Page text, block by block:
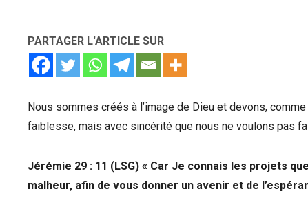
PARTAGER L'ARTICLE SUR
Nous sommes créés à l’image de Dieu et devons,
faiblesse, mais avec sincérité que nous ne voulons pas
Jérémie 29 : 11 (LSG) « Car Je connais les projets
malheur, afin de vous donner un avenir et de